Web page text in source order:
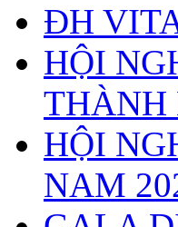
ĐH
HỘI
THÀNH
HỘI
NAM